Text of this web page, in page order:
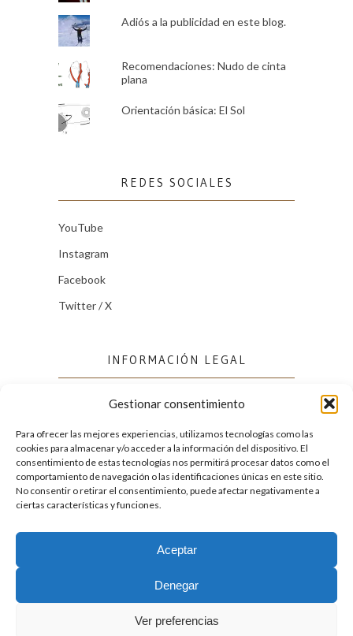
Gestionar consentimiento
Para ofrecer las mejores experiencias, utilizamos tecnologías como las
cookies para almacenar y/o acceder a la información del dispositivo. El
consentimiento de estas tecnologías nos permitirá procesar datos como el
comportamiento de navegación o las identificaciones únicas en este sitio.
No consentir o retirar el consentimiento, puede afectar negativamente a
ciertas características y funciones.
Aceptar
Denegar
Ver preferencias
Adiós a la publicidad en este blog.
Recomendaciones: Nudo de cinta
plana
Orientación básica: El Sol
REDES SOCIALES
YouTube
Instagram
Facebook
Twitter / X
INFORMACIÓN LEGAL
Política de cookies (UE)
Política de privacidad
FACEBOOK